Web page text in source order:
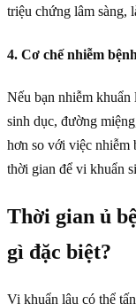
triệu chứng lâm sàng,
4. Cơ chế nhiễm
Nếu bạn nhiễm khuẩn
sinh dục, đường
hơn so với việc nhiễm
thời gian để vi khuẩn
Thời gian ủ
gì đặc biệt?
Vi khuẩn lậu có thể